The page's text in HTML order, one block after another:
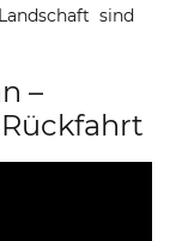
sind
–